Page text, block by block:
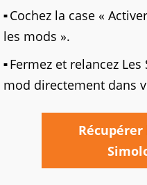
Cochez la case «
les mods ».
Fermez et relancez
mod directement dans